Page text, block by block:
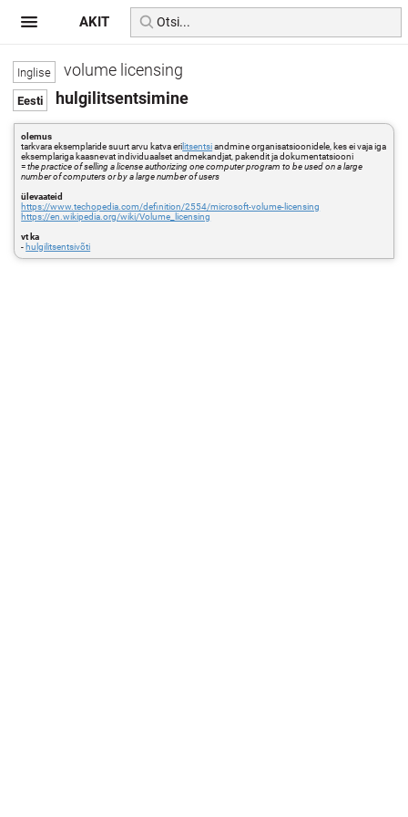
volume licensing
hulgilitsentsimine
olemus
tarkvara eksemplaride suurt arvu katva erilitsentsiandmine organisatsioonidele, kes ei vaja iga
eksemplariga kaasnevat individuaalset andmekandjat, pakendit ja dokumentatsiooni
=the practice of selling a license authorizing one computer program to be used on a large
number of computers or by a large number of users
ülevaateid
https://www.techopedia.com/definition/2554/microsoft-volume-licensing
https://en.wikipedia.org/wiki/Volume_licensing
vt ka
- hulgilitsentsivõti
AKIT